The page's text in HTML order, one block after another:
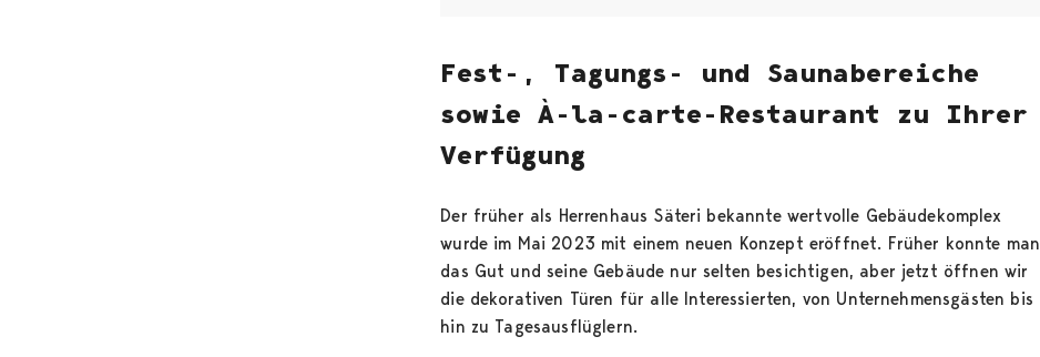
Fest-, Tagungs- und Saunabereiche
sowie À-la-carte-Restaurant zu Ihrer
Verfügung
Der früher als Herrenhaus Säteri bekannte wertvolle Gebäudekomplex
wurde im Mai 2023 mit einem neuen Konzept eröffnet. Früher konnte man
das Gut und seine Gebäude nur selten besichtigen, aber jetzt öffnen wir
die dekorativen Türen für alle Interessierten, von Unternehmensgästen bis
hin zu Tagesausflüglern.